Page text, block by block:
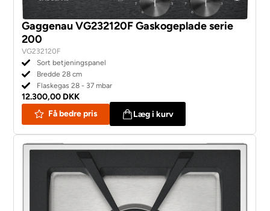
Gaggenau VG232120F Gaskogeplade serie
200
VG232120F
Sort betjeningspanel
Bredde 28 cm
Flaskegas 28 - 37 mbar
12.300,00 DKK
Få bedre pris
Læg i kurv